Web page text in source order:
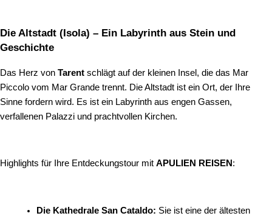
Die Altstadt (Isola) – Ein Labyrinth aus Stein und
Geschichte
Das Herz von Tarent schlägt auf der kleinen Insel, die das Mar
Piccolo vom Mar Grande trennt. Die Altstadt ist ein Ort, der Ihre
Sinne fordern wird. Es ist ein Labyrinth aus engen Gassen,
verfallenen Palazzi und prachtvollen Kirchen.
Highlights für Ihre Entdeckungstour mit APULIEN REISEN :
Die Kathedrale San Cataldo: Sie ist eine der ältesten